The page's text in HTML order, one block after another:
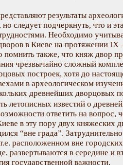
результаты
следует подчеркнуть, что и
Необходимо
в Киеве на протяжении IX
также, что княж двор
чрезвычайно сложный
построек, хотя до
в археологическом
древнейших дворцовых
летописных известий о
ответить на вопрос,
в эту пору двух княжеских
“вне града”.
расположенном вне
развертываются в середине и
государственной важности.